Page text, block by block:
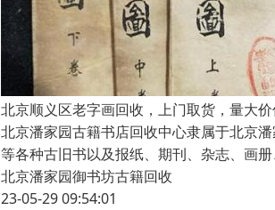
北京顺义区老字画回收，上门取货，量大
北京潘家园古籍书店回收中心隶属于北京
等各种古旧书以及报纸、期刊、杂志、画
北京潘家园御书坊古籍回收
23-05-29 09:54:01